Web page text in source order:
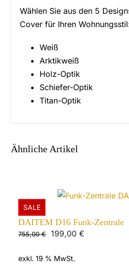
Wählen Sie aus den 5
Cover für Ihren
Weiß
Arktikweiß
Holz-Optik
Schiefer-Optik
Titan-Optik
Ähnliche Artikel
SALE
DAITEM D16 Funk-Zentrale
755,00€
Ursprünglicher
war:
199,00€
exkl. 19 % MwSt.